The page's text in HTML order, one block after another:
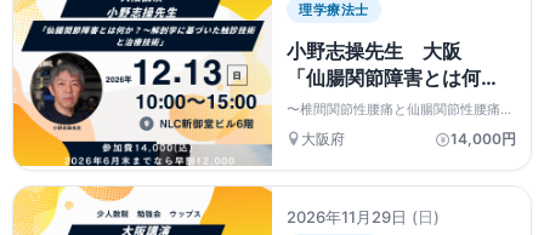
理学療法士
小野志操先生 大阪
「仙腸関節障害とは何
か？〜解剖学に基づいた
触診技術と治療技術」
〜椎間関節性腰痛と仙腸関節性腰痛鑑
別方法〜
大阪府 14,000円
2026年11月29日 (日)